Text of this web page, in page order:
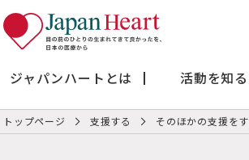
ジャパンハートとは 活動を知る
トップページ 支援する そのほかの支援を